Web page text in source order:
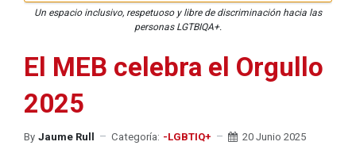
Un espacio inclusivo, respetuoso y libre de discriminación hacia las
personas LGTBIQA+.
El MEB celebra el Orgullo
2025
By Jaume Rull Categoría: -LGBTIQ+ 20 Junio 2025